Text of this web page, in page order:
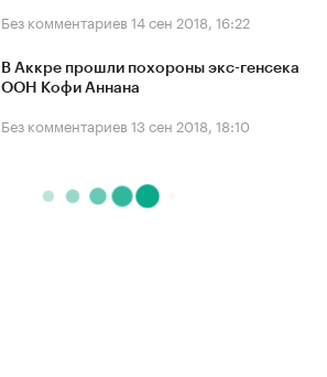
Без комментариев 14 сен 2018, 16:22
В Аккре прошли похороны экс-генсека
ООН Кофи Аннана
Без комментариев 13 сен 2018, 18:10